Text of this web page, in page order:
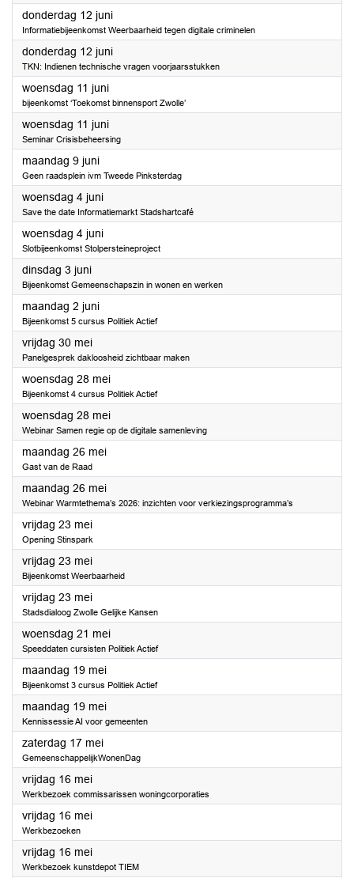
donderdag 12 juni2025
Informatiebijeenkomst Weerbaarheid tegen digitale criminelen
donderdag 12 juni2025
TKN: Indienen technische vragen voorjaarsstukken
woensdag 11 juni2025
bijeenkomst ‘Toekomst binnensport Zwolle’
woensdag 11 juni2025
Seminar Crisisbeheersing
maandag 9 juni2025
Geen raadsplein ivm Tweede Pinksterdag
woensdag 4 juni2025
Save the date Informatiemarkt Stadshartcafé
woensdag 4 juni2025
Slotbijeenkomst Stolpersteineproject
dinsdag 3 juni2025
Bijeenkomst Gemeenschapszin in wonen en werken
maandag 2 juni2025
Bijeenkomst 5 cursus Politiek Actief
vrijdag 30 mei2025
Panelgesprek dakloosheid zichtbaar maken
woensdag 28 mei2025
Bijeenkomst 4 cursus Politiek Actief
woensdag 28 mei2025
Webinar Samen regie op de digitale samenleving
maandag 26 mei2025
Gast van de Raad
maandag 26 mei2025
Webinar Warmtethema’s 2026: inzichten voor verkiezingsprogramma’s
vrijdag 23 mei2025
Opening Stinspark
vrijdag 23 mei2025
Bijeenkomst Weerbaarheid
vrijdag 23 mei2025
Stadsdialoog Zwolle Gelijke Kansen
woensdag 21 mei2025
Speeddaten cursisten Politiek Actief
maandag 19 mei2025
Bijeenkomst 3 cursus Politiek Actief
maandag 19 mei2025
Kennissessie AI voor gemeenten
zaterdag 17 mei2025
GemeenschappelijkWonenDag
vrijdag 16 mei2025
Werkbezoek commissarissen woningcorporaties
vrijdag 16 mei2025
Werkbezoeken
vrijdag 16 mei2025
Werkbezoek kunstdepot TIEM